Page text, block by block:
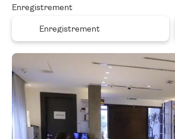
Enregistrement